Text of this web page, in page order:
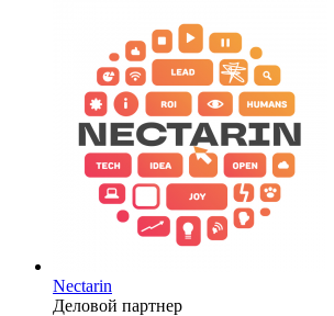
Nectarin
Деловой партнер